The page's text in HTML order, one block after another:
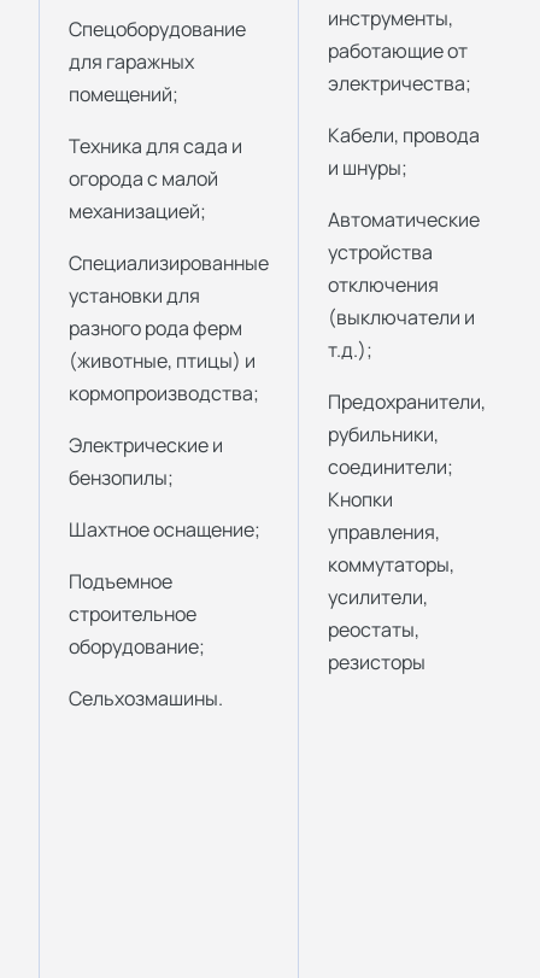
Спецоборудование
для гаражных
помещений;
Техника для сада и
огорода с малой
механизацией;
Специализированные
установки для
разного рода ферм
(животные, птицы) и
кормопроизводства;
Электрические и
бензопилы;
Шахтное оснащение;
Подъемное
строительное
оборудование;
Сельхозмашины.
инструменты,
работающие от
электричества;
Кабели, провода
и шнуры;
Автоматические
устройства
отключения
(выключатели и
т.д.);
Предохранители,
рубильники,
соединители;
Кнопки
управления,
коммутаторы,
усилители,
реостаты,
резисторы